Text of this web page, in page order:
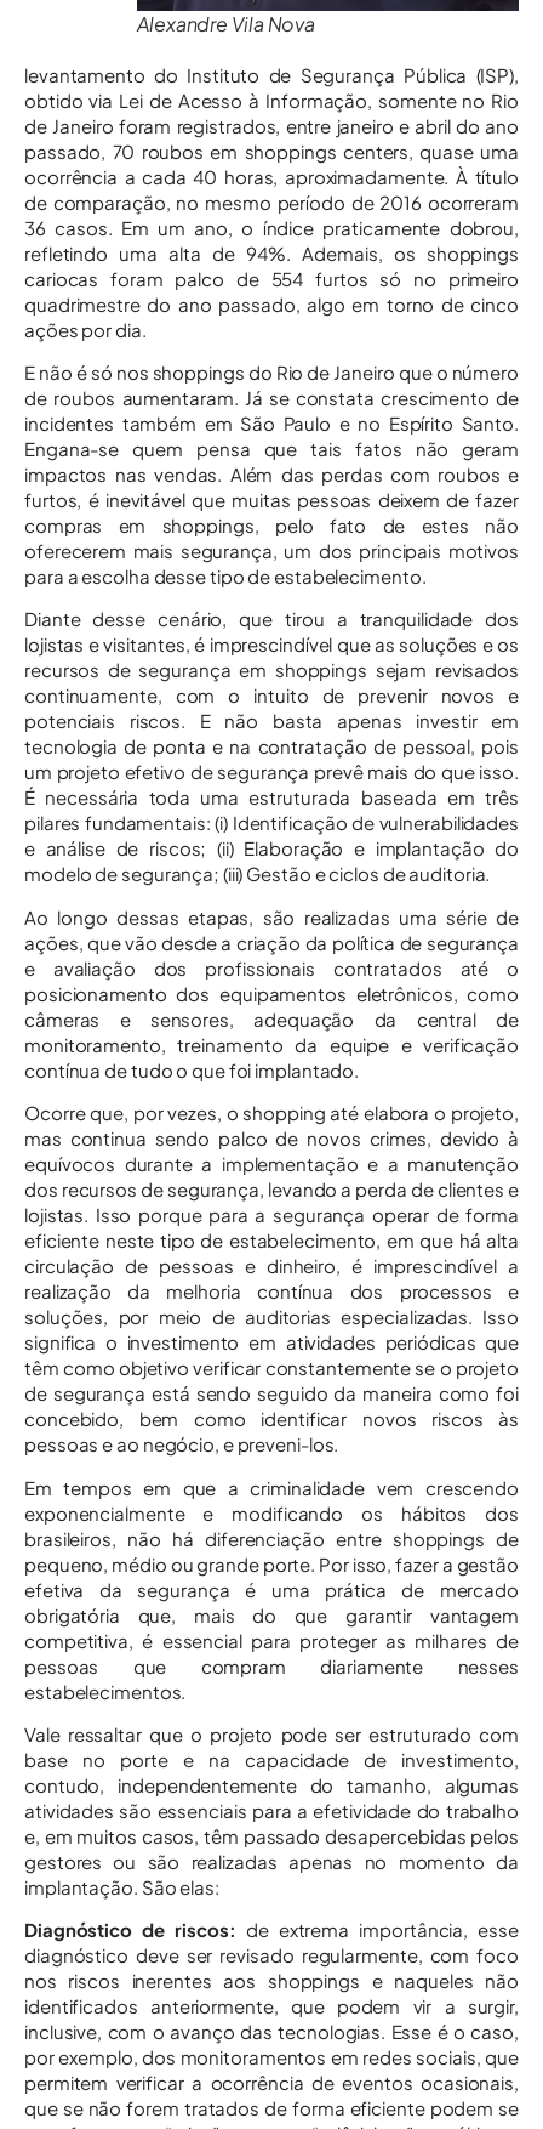
Alexandre Vila Nova
levantamento do Instituto de Segurança Pública (ISP),
obtido via Lei de Acesso à Informação, somente no Rio
de Janeiro foram registrados, entre janeiro e abril do ano
passado, 70 roubos em shoppings centers, quase uma
ocorrência a cada 40 horas, aproximadamente. À título
de comparação, no mesmo período de 2016 ocorreram
36 casos. Em um ano, o índice praticamente dobrou,
refletindo uma alta de 94%. Ademais, os shoppings
cariocas foram palco de 554 furtos só no primeiro
quadrimestre do ano passado, algo em torno de cinco
ações por dia.
E não é só nos shoppings do Rio de Janeiro que o número
de roubos aumentaram. Já se constata crescimento de
incidentes também em São Paulo e no Espírito Santo.
Engana-se quem pensa que tais fatos não geram
impactos nas vendas. Além das perdas com roubos e
furtos, é inevitável que muitas pessoas deixem de fazer
compras em shoppings, pelo fato de estes não
oferecerem mais segurança, um dos principais motivos
para a escolha desse tipo de estabelecimento.
Diante desse cenário, que tirou a tranquilidade dos
lojistas e visitantes, é imprescindível que as soluções e os
recursos de segurança em shoppings sejam revisados
continuamente, com o intuito de prevenir novos e
potenciais riscos. E não basta apenas investir em
tecnologia de ponta e na contratação de pessoal, pois
um projeto efetivo de segurança prevê mais do que isso.
É necessária toda uma estruturada baseada em três
pilares fundamentais: (i) Identificação de vulnerabilidades
e análise de riscos; (ii) Elaboração e implantação do
modelo de segurança; (iii) Gestão e ciclos de auditoria.
Ao longo dessas etapas, são realizadas uma série de
ações, que vão desde a criação da política de segurança
e avaliação dos profissionais contratados até o
posicionamento dos equipamentos eletrônicos, como
câmeras e sensores, adequação da central de
monitoramento, treinamento da equipe e verificação
contínua de tudo o que foi implantado.
Ocorre que, por vezes, o shopping até elabora o projeto,
mas continua sendo palco de novos crimes, devido à
equívocos durante a implementação e a manutenção
dos recursos de segurança, levando a perda de clientes e
lojistas. Isso porque para a segurança operar de forma
eficiente neste tipo de estabelecimento, em que há alta
circulação de pessoas e dinheiro, é imprescindível a
realização da melhoria contínua dos processos e
soluções, por meio de auditorias especializadas. Isso
significa o investimento em atividades periódicas que
têm como objetivo verificar constantemente se o projeto
de segurança está sendo seguido da maneira como foi
concebido, bem como identificar novos riscos às
pessoas e ao negócio, e preveni-los.
Em tempos em que a criminalidade vem crescendo
exponencialmente e modificando os hábitos dos
brasileiros, não há diferenciação entre shoppings de
pequeno, médio ou grande porte. Por isso, fazer a gestão
efetiva da segurança é uma prática de mercado
obrigatória que, mais do que garantir vantagem
competitiva, é essencial para proteger as milhares de
pessoas que compram diariamente nesses
estabelecimentos.
Vale ressaltar que o projeto pode ser estruturado com
base no porte e na capacidade de investimento,
contudo, independentemente do tamanho, algumas
atividades são essenciais para a efetividade do trabalho
e, em muitos casos, têm passado desapercebidas pelos
gestores ou são realizadas apenas no momento da
implantação. São elas:
Diagnóstico de riscos: de extrema importância, esse
diagnóstico deve ser revisado regularmente, com foco
nos riscos inerentes aos shoppings e naqueles não
identificados anteriormente, que podem vir a surgir,
inclusive, com o avanço das tecnologias. Esse é o caso,
por exemplo, dos monitoramentos em redes sociais, que
permitem verificar a ocorrência de eventos ocasionais,
que se não forem tratados de forma eficiente podem se